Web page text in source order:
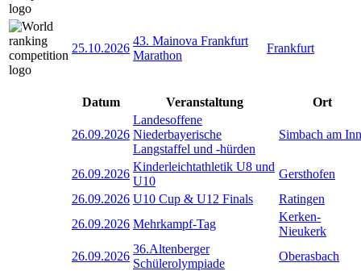
25.10.2026
43. Mainova Frankfurt
Marathon
Frankfurt
Datum Veranstaltung Ort
26.09.2026
Landesoffene
Niederbayerische
Langstaffel und -hürden
Simbach am Inn
26.09.2026
Kinderleichtathletik U8 und
U10
Gersthofen
26.09.2026 U10 Cup & U12 Finals
Ratingen
26.09.2026 Mehrkampf-Tag
Kerken-
Nieukerk
26.09.2026
36.Altenberger
Schülerolympiade
Oberasbach